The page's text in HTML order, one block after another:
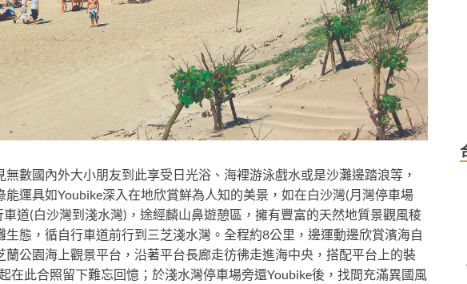
數國內外大小朋友到此享受日光浴、海裡游泳戲水或是沙灘邊踏浪等，
運具如Youbike深入在地欣賞鮮為人知的美景，如在白沙灣(月灣停車場
道(白沙灣到淺水灣)，途經麟山鼻遊憩區，擁有豐富的天然地質景觀風稜
態，循自行車道前行到三芝淺水灣。全程約8公里，邊運動邊欣賞濱海自
蘭公園海上觀景平台，沿著平台長廊走彷彿走進海中央，搭配平台上的裝
在此合照留下難忘回憶；於淺水灣停車場旁還Youbike後，找間充滿異國風